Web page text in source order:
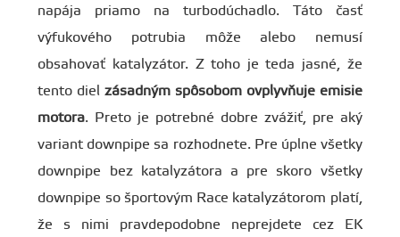
napája priamo na turbodúchadlo. Táto časť
výfukového potrubia môže alebo nemusí
obsahovať katalyzátor. Z toho je teda jasné, že
tento dielzásadným spôsobom ovplyvňuje emisie
motora. Preto je potrebné dobre zvážiť, pre aký
variant downpipe sa rozhodnete. Pre úplne všetky
downpipe bez katalyzátora a pre skoro všetky
downpipe so športovým Race katalyzátorom platí,
že s nimi pravdepodobne neprejdete cez EK